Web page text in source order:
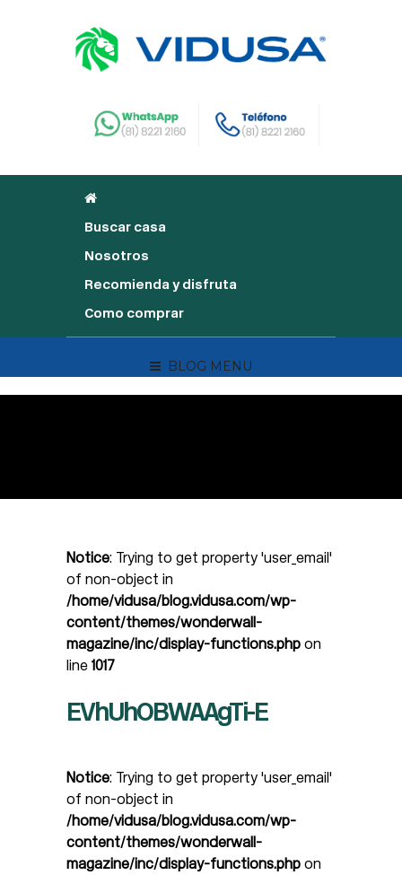
Buscar casa
Nosotros
Recomienda y disfruta
Como comprar
BLOG MENU
Notice: Trying to get property 'user_email'
of non-object in
/home/vidusa/blog.vidusa.com/wp-
content/themes/wonderwall-
magazine/inc/display-functions.php on
line 1017
EVhUhOBWAAgTi-E
Notice: Trying to get property 'user_email'
of non-object in
/home/vidusa/blog.vidusa.com/wp-
content/themes/wonderwall-
magazine/inc/display-functions.php on